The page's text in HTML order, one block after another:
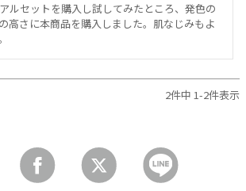
ルセットを購入し試してみたところ、発色の
高さに本商品を購入しました。肌なじみもよ
2件中 1-2件表示